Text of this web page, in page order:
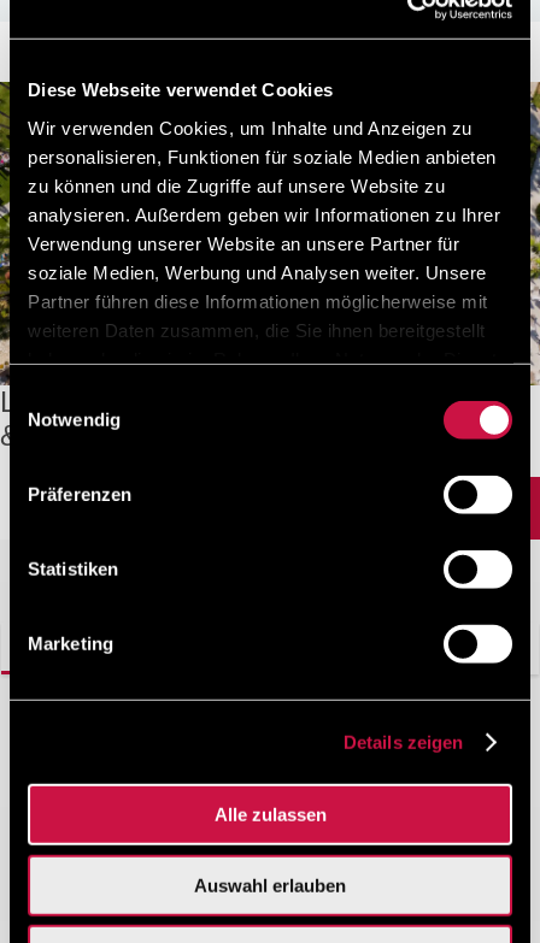
Diese Webseite verwendet Cookies
Wir verwenden Cookies, um Inhalte und Anzeigen zu
personalisieren, Funktionen für soziale Medien anbieten
zu können und die Zugriffe auf unsere Website zu
analysieren. Außerdem geben wir Informationen zu Ihrer
Verwendung unserer Website an unsere Partner für
soziale Medien, Werbung und Analysen weiter. Unsere
Partner führen diese Informationen möglicherweise mit
weiteren Daten zusammen, die Sie ihnen bereitgestellt
Notwendig
Präferenzen
Statistiken
Marketing
Details zeigen
Alle zulassen
Auswahl erlauben
Leonardo Plaza Cypria Maris Beach Hotel
& Spa
ANGEBOTE ANZEIGEN